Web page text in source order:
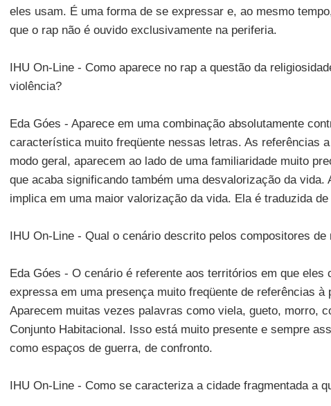
eles usam. É uma forma de se expressar e, ao mesmo
que o rap não é ouvido exclusivamente na periferia.
IHU On-Line - Como aparece no rap a questão da
violência?
Eda Góes - Aparece em uma combinação absolutamente
característica muito freqüente nessas letras. As referências
modo geral, aparecem ao lado de uma familiaridade muito
que acaba significando também uma desvalorização da vida.
implica em uma maior valorização da vida. Ela é traduzida
IHU On-Line - Qual o cenário descrito pelos compositores de
Eda Góes - O cenário é referente aos territórios em que eles
expressa em uma presença muito freqüente de referências à
Aparecem muitas vezes palavras como viela, gueto, morro,
Conjunto Habitacional. Isso está muito presente e sempre
como espaços de guerra, de confronto.
IHU On-Line - Como se caracteriza a cidade fragmentada a